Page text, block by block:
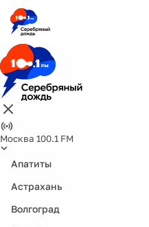
Москва 100.1 FM
Апатиты
Астрахань
Волгоград